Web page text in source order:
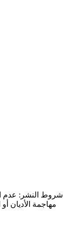
شروط النشر: عدم
مهاجمة الأديان